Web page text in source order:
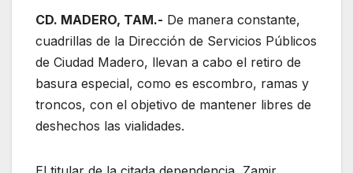
CD. MADERO, TAM.- De manera constante,
cuadrillas de la Dirección de Servicios Públicos
de Ciudad Madero, llevan a cabo el retiro de
basura especial, como es escombro, ramas y
troncos, con el objetivo de mantener libres de
deshechos las vialidades.